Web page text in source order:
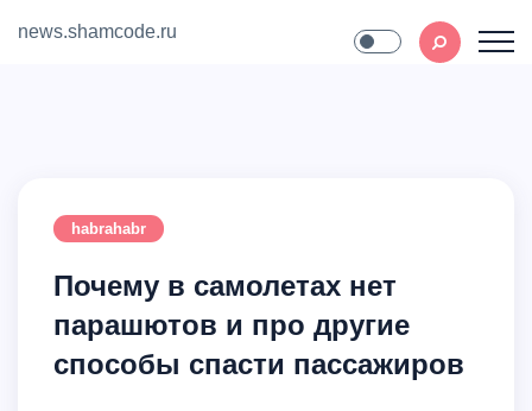
news.shamcode.ru
habrahabr
Почему в самолетах нет
парашютов и про другие
способы спасти пассажиров